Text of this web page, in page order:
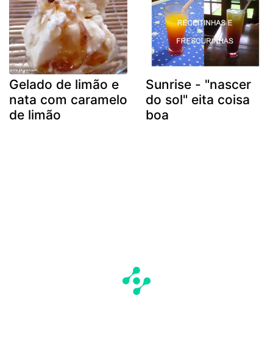
Gelado de limão e
nata com caramelo
de limão
Sunrise - "nascer
do sol" eita coisa
boa